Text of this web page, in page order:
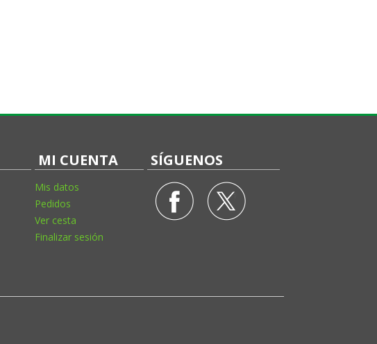
MI CUENTA
Mis datos
Pedidos
Ver cesta
Finalizar sesión
SÍGUENOS